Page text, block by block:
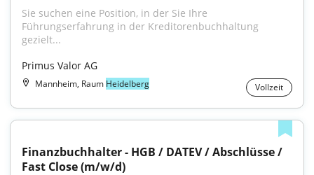
Sie suchen eine Position, in der Sie Ihre
Führungserfahrung in der Kreditorenbuchhaltung
gezielt...
Primus Valor AG
Mannheim, Raum Heidelberg Vollzeit
Finanzbuchhalter - HGB / DATEV / Abschlüsse /
Fast Close (m/w/d)